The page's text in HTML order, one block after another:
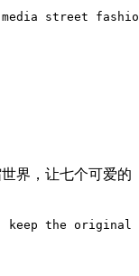
street
界，让七个可爱的
the original